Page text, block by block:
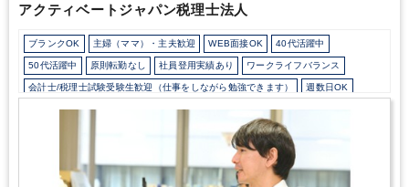
長していこうという「成長支援」を掲げております。
増加となっており、成長中の税理士法人です。
アクティベートジャパン税理士法人
ブランクOK 主婦（ママ）・主夫歓迎 WEB面接OK 40代活躍中
50代活躍中 原則転勤なし 社員登用実績あり ワークライフバランス
会計士/税理士試験受験生歓迎（仕事をしながら勉強できます） 週数日OK
週数日OK（曜日固定） 週数日OK（出勤日数相談可能）
勤務終了時間の相談OK
残業月10時間未満
扶養控除内 駅から徒歩5分以内 オフィスカジュアルOK